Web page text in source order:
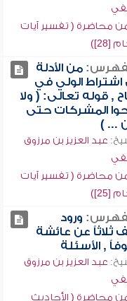
محاضرة ( تفسير آيات
[28])
من الأدلة
الولي في
, قوله تعالى: ( ولا
المشركات حتى
... )
عبد العزيز بن مرزوق
محاضرة ( تفسير آيات
[25])
ورود
ثلاثاً عن عائشة
, الأسئلة
عبد العزيز بن مرزوق
محاضرة ( الأحاديث